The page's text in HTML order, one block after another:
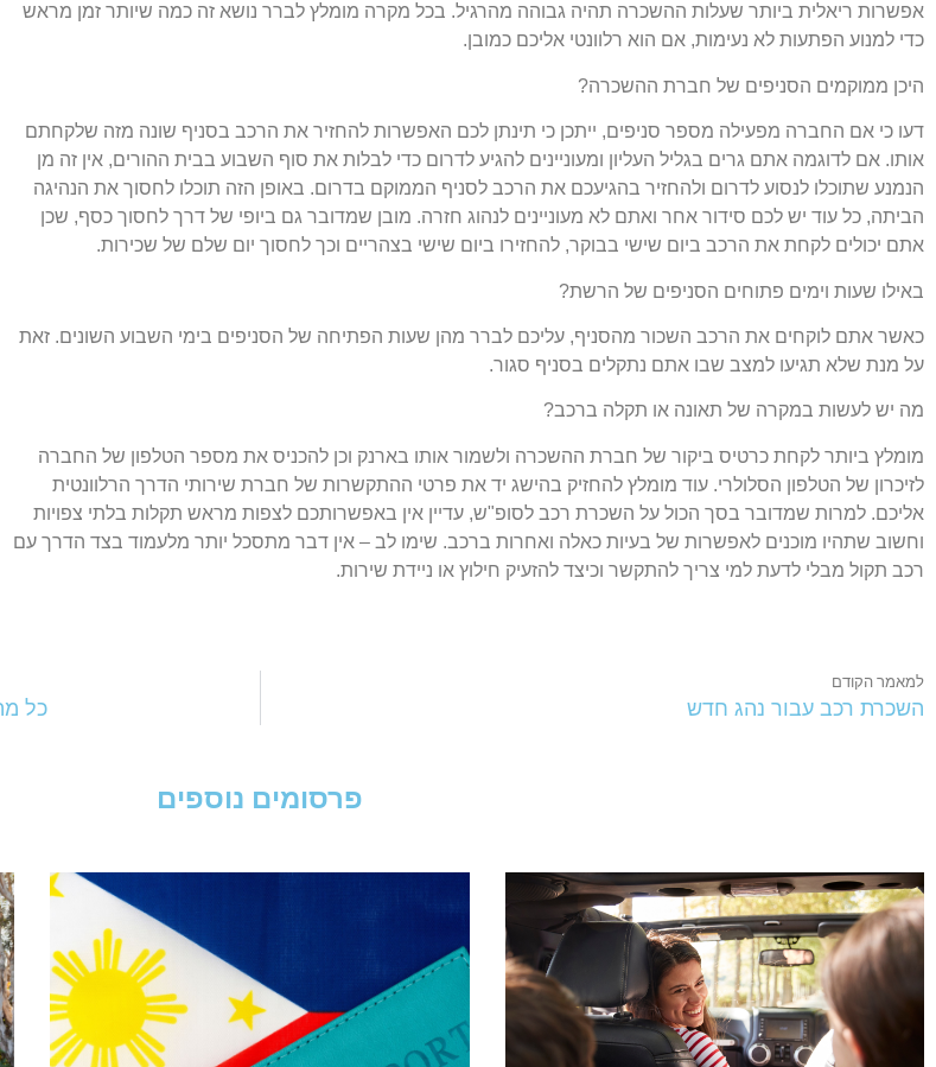
אפשרות ריאלית ביותר שעלות ההשכרה תהיה גבוהה מהרגיל. בכל מקרה מומלץ לברר נושא זה כמה שיותר זמן מראש
כדי למנוע הפתעות לא נעימות, אם הוא רלוונטי אליכם כמובן.
היכן ממוקמים הסניפים של חברת ההשכרה?
דעו כי אם החברה מפעילה מספר סניפים, ייתכן כי תינתן לכם האפשרות להחזיר את הרכב בסניף שונה מזה שלקחתם
אותו. אם לדוגמה אתם גרים בגליל העליון ומעוניינים להגיע לדרום כדי לבלות את סוף השבוע בבית ההורים, אין זה מן
הנמנע שתוכלו לנסוע לדרום ולהחזיר בהגיעכם את הרכב לסניף הממוקם בדרום. באופן הזה תוכלו לחסוך את הנהיגה
הביתה, כל עוד יש לכם סידור אחר ואתם לא מעוניינים לנהוג חזרה. מובן שמדובר גם ביופי של דרך לחסוך כסף, שכן
אתם יכולים לקחת את הרכב ביום שישי בבוקר, להחזירו ביום שישי בצהריים וכך לחסוך יום שלם של שכירות.
באילו שעות וימים פתוחים הסניפים של הרשת?
כאשר אתם לוקחים את הרכב השכור מהסניף, עליכם לברר מהן שעות הפתיחה של הסניפים בימי השבוע השונים. זאת
על מנת שלא תגיעו למצב שבו אתם נתקלים בסניף סגור.
מה יש לעשות במקרה של תאונה או תקלה ברכב?
מומלץ ביותר לקחת כרטיס ביקור של חברת ההשכרה ולשמור אותו בארנק וכן להכניס את מספר הטלפון של החברה
לזיכרון של הטלפון הסלולרי. עוד מומלץ להחזיק בהישג יד את פרטי ההתקשרות של חברת שירותי הדרך הרלוונטית
אליכם. למרות שמדובר בסך הכול על השכרת רכב לסופ"ש, עדיין אין באפשרותכם לצפות מראש תקלות בלתי צפויות
וחשוב שתהיו מוכנים לאפשרות של בעיות כאלה ואחרות ברכב. שימו לב – אין דבר מתסכל יותר מלעמוד בצד הדרך עם
רכב תקול מבלי לדעת למי צריך להתקשר וכיצד להזעיק חילוץ או ניידת שירות.
למאמר הקודם
השכרת רכב עבור נהג חדש כל
פרסומים נוספים